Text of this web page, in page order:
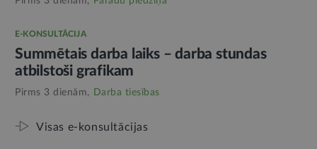
E-KONSULTĀCIJA
Summētais darba laiks – darba stundas
atbilstoši grafikam
Pirms 3 dienām, Darba tiesības
Visas e-konsultācijas